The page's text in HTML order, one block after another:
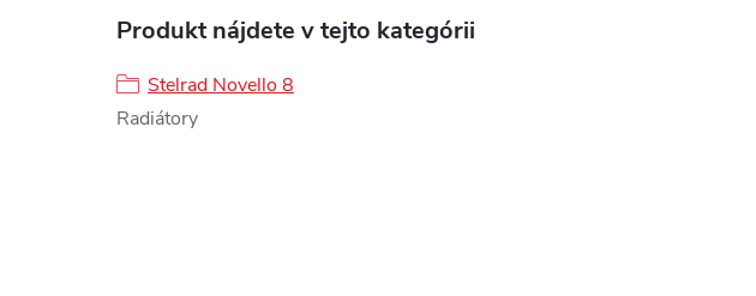
Produkt nájdete v tejto kategórii
Stelrad Novello 8
Radiátory